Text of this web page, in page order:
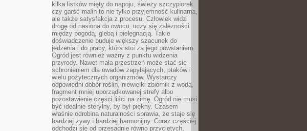
kilka listków mięty do napoju, świeży szczypiorek
czy garść malin to nie tylko przyjemność kulinarna,
ale także satysfakcja z procesu. Człowiek widzi
drogę od nasiona do owocu, uczy się zależności
między pogodą, glebą i pielęgnacją. Takie
doświadczenie buduje większy szacunek do
jedzenia i do pracy, która stoi za jego powstaniem.
Ogród jest również ważny z punktu widzenia
przyrody. Nawet mała przestrzeń może stać się
schronieniem dla owadów zapylających, ptaków i
wielu pożytecznych organizmów. Wystarczy
odpowiedni dobór roślin, niewielki zbiornik z wodą,
fragment mniej uporządkowanej strefy albo
pozostawienie części liści na zimę. Ogród nie musi
być idealnie sterylny, by był piękny. Czasem
właśnie odrobina naturalności sprawia, że staje się
bardziej żywy i bardziej harmonijny. Coraz częściej
odchodzi się od przesadnie równo przyciętych,